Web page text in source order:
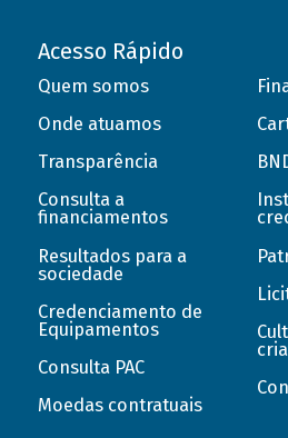
Acesso Rápido
Quem somos
Onde atuamos
Transparência
Consulta a
financiamentos
Resultados para a
sociedade
Credenciamento de
Equipamentos
Consulta PAC
Moedas contratuais